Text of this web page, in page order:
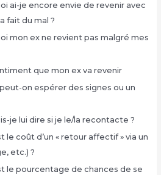
ai-je encore envie de revenir avec
fait du mal ?
mon ex ne revient pas malgré mes
que mon ex va revenir
on espérer des signes ou un
je lui dire si je le/la recontacte ?
le coût d’un « retour affectif » via un
etc.) ?
le pourcentage de chances de se